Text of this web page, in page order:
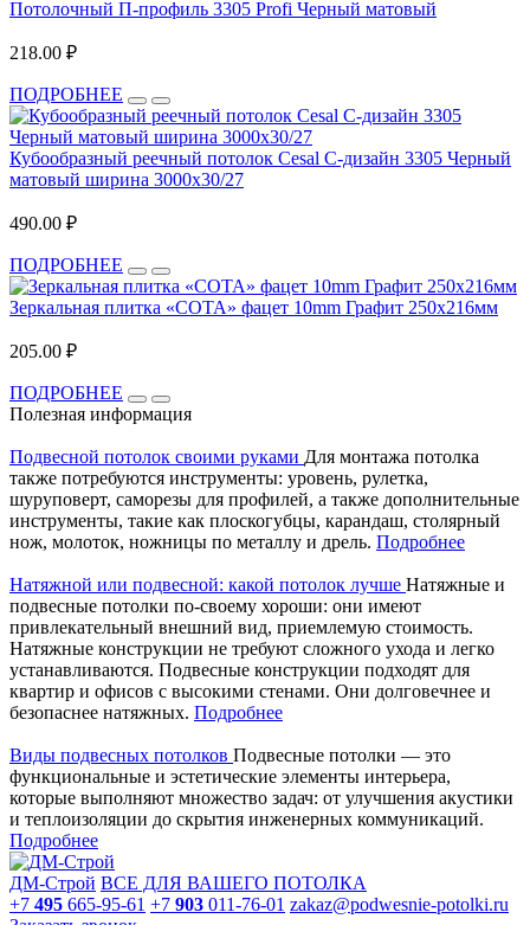
Потолочный П-профиль 3305 Profi Черный матовый
218.00 ₽
ПОДРОБНЕЕ
Кубообразный реечный потолок Cesal C-дизайн 3305 Черный
матовый ширина 3000х30/27
490.00 ₽
ПОДРОБНЕЕ
Зеркальная плитка «СОТА» фацет 10mm Графит 250х216мм
205.00 ₽
ПОДРОБНЕЕ
Полезная информация
Подвесной потолок своими руками Для монтажа потолка
также потребуются инструменты: уровень, рулетка,
шуруповерт, саморезы для профилей, а также дополнительные
инструменты, такие как плоскогубцы, карандаш, столярный
нож, молоток, ножницы по металлу и дрель. Подробнее
Натяжной или подвесной: какой потолок лучше Натяжные и
подвесные потолки по-своему хороши: они имеют
привлекательный внешний вид, приемлемую стоимость.
Натяжные конструкции не требуют сложного ухода и легко
устанавливаются. Подвесные конструкции подходят для
квартир и офисов с высокими стенами. Они долговечнее и
безопаснее натяжных. Подробнее
Виды подвесных потолков Подвесные потолки — это
функциональные и эстетические элементы интерьера,
которые выполняют множество задач: от улучшения акустики
и теплоизоляции до скрытия инженерных коммуникаций.
Подробнее
ДМ-Строй ВСЕ ДЛЯ ВАШЕГО ПОТОЛКА
+7 495 665-95-61 +7 903 011-76-01 zakaz@podwesnie-potolki.ru